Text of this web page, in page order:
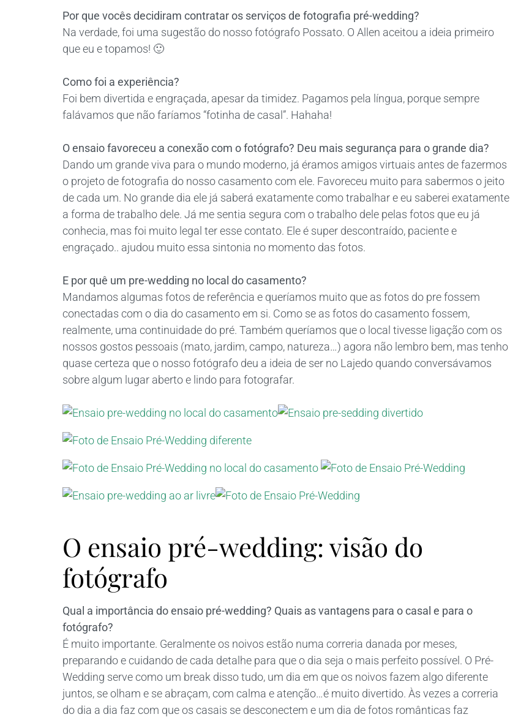
Por que vocês decidiram contratar os serviços de fotografia pré-wedding?
Na verdade, foi uma sugestão do nosso fotógrafo Possato. O Allen aceitou a ideia primeiro
que eu e topamos! 🙂
Como foi a experiência?
Foi bem divertida e engraçada, apesar da timidez. Pagamos pela língua, porque sempre
falávamos que não faríamos “fotinha de casal”. Hahaha!
O ensaio favoreceu a conexão com o fotógrafo? Deu mais segurança para o grande dia?
Dando um grande viva para o mundo moderno, já éramos amigos virtuais antes de fazermos
o projeto de fotografia do nosso casamento com ele. Favoreceu muito para sabermos o jeito
de cada um. No grande dia ele já saberá exatamente como trabalhar e eu saberei exatamente
a forma de trabalho dele. Já me sentia segura com o trabalho dele pelas fotos que eu já
conhecia, mas foi muito legal ter esse contato. Ele é super descontraído, paciente e
engraçado.. ajudou muito essa sintonia no momento das fotos.
E por quê um pre-wedding no local do casamento?
Mandamos algumas fotos de referência e queríamos muito que as fotos do pre fossem
conectadas com o dia do casamento em si. Como se as fotos do casamento fossem,
realmente, uma continuidade do pré. Também queríamos que o local tivesse ligação com os
nossos gostos pessoais (mato, jardim, campo, natureza…) agora não lembro bem, mas tenho
quase certeza que o nosso fotógrafo deu a ideia de ser no Lajedo quando conversávamos
sobre algum lugar aberto e lindo para fotografar.
O ensaio pré-wedding: visão do
fotógrafo
Qual a importância do ensaio pré-wedding? Quais as vantagens para o casal e para o
fotógrafo?
É muito importante. Geralmente os noivos estão numa correria danada por meses,
preparando e cuidando de cada detalhe para que o dia seja o mais perfeito possível. O Pré-
Wedding serve como um break disso tudo, um dia em que os noivos fazem algo diferente
juntos, se olham e se abraçam, com calma e atenção…é muito divertido. Às vezes a correria
do dia a dia faz com que os casais se desconectem e um dia de fotos românticas faz